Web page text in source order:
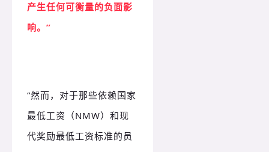
产生任何可衡量的负面影
响。”
“然而，对于那些依赖国家
最低工资（NMW）和现
代奖励最低工资标准的员